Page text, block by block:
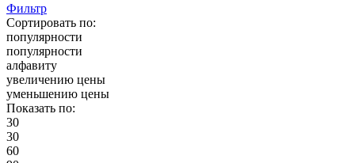
Фильтр
Сортировать по:
популярности
популярности
алфавиту
увеличению цены
уменьшению цены
Показать по:
30
30
60